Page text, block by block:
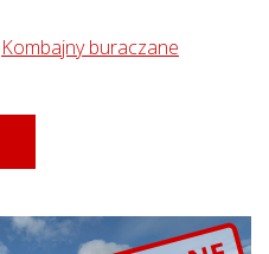
Kombajny buraczane